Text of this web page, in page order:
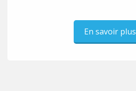
En savoir plus